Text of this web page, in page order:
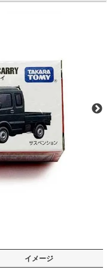
イメージ